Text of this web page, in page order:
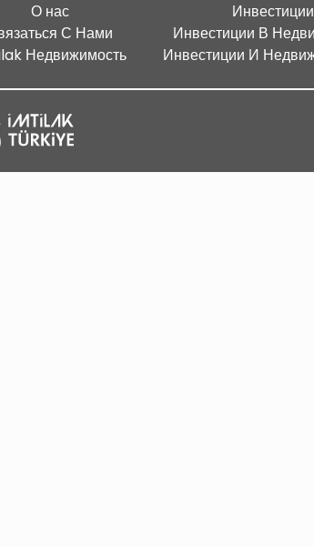
О нас
С Нами
Недвижимость
Инвестиции В
Инвестиции И